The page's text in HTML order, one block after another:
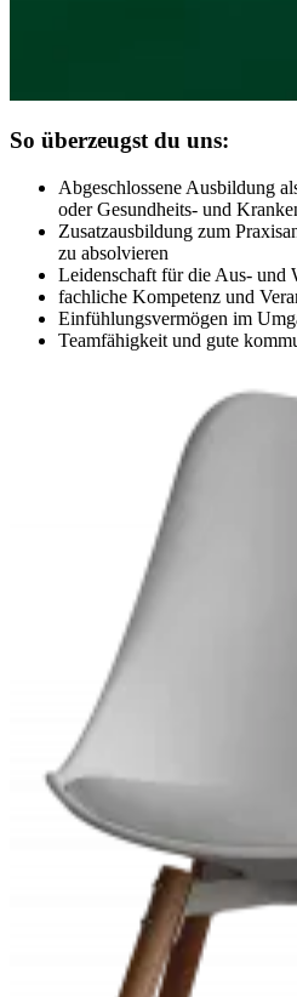
So überzeugst du uns:
Abgeschlossene Ausbildung
oder Gesundheits- und
Zusatzausbildung zum
zu absolvieren
Leidenschaft für die Aus- und
fachliche Kompetenz und
Einfühlungsvermögen im
Teamfähigkeit und gute